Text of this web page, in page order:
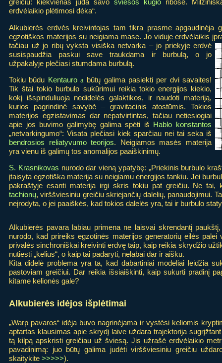
greičiu: kiekvienas juda savo šviesos kūgio ribose.
erdvėlaikio plėtimosi dėka“.
Alkubierės erdvės kreivintojas tam tikra prasme apgaudinėja
egzotiškos materijos su neigiama mase. Jo viduje erdvėlaikis
tačiau už jo ribų vyksta visiška netvarka – jo priekyje erdvė
susispaudžia paskui save traukdama ir burbulą, o jo
užpakalyje plečiasi stumdama burbulą.
Tokiu būdu Kentauroa būtų galima pasiekti per dvi savaites!
Tik štai tokio burbulo sukūrimui reikia tokio energijos kiekio,
kokį išspinduliuoja nedidelės galaktikos, ir naudoti materiją,
kurios pagrindinė savybė – gravitacinis atostūmis. Tokios
materijos egzistavimas dar nepatvirtintas, tačiau netiesiogiai
apie jos buvimo galimybę galima spėti iš Hablo konstantos
„netvarkingumo“: Visata plečiasi kiek sparčiau nei tai seka iš
bendrosios reliatyvumo teorijos. Neigiamos masės materija
yra vienu iš galimų tos anomalijos paaiškinimų.
S. Krasnikovas nurodo dar vieną ypatybę: „Priekinis burbulo
įtaisyta egzotiška materija su neigiamu energijos tankiu. Jei
pakraštyje esanti materija irgi skris tokiu pat greičiu. Ne tai,
tachionų, virššviesiniu greičiu skriejančių dalelių, panaudojimui.
neįrodyta, o jei paaiškės, kad tokios dalelės yra, tai ir burbulo
Alkubierės pavara labiau primena ne laisvai skrendantį
nurodo, kad prireiks egzotinės materijos generatorių eilės
privalės sinchroniškai kreivinti erdvę taip, kaip reikia skrydžio
nutiesti „kelius“, o kaip tai padaryti, nelabai dar ir aišku.
Kita didelė problema yra ta, kad dabartiniai modeliai leidžia
pastoviam greičiui. Dar reikia išsiaiškinti, kaip sukurti pradinį
kitame kelionės gale?
Alkubierės idėjos išplėtimai
„Warp pavaros“ idėja buvo nagrinėjama ir vystėsi keliomis
aptartas klausimas apie skrydį laive uždara trajektorija
tą kilpą apskristi greičiau už šviesą. Jis užrašė erdvėlaikio
pavadinimą: juo būtų galima judėti virššviesiniu greičiu
skaitykite >>>>>).